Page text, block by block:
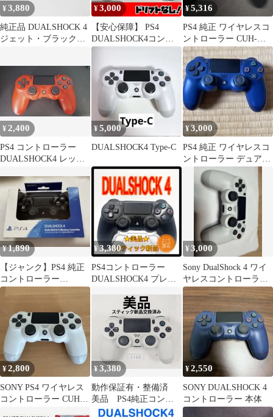
¥3,880
純正品 DUALSHOCK 4
ジェット・ブラック
¥3,000
【安心保障】 PS4
DUALSHOCK4コント
ローラー プレステ4 純
¥5,316
PS4 純正 ワイヤレスコ
ントローラー CUH-
ZCT2J ホワイト
¥ 2,400
PS4 コントローラー
DUALSHOCK4 レッド
¥5,000
DUALSHOCK4 Type-C
¥3,000
PS4 純正 ワイヤレスコ
ントローラー デュアル
ショック4 ブルー
¥1,890
【ジャンク】PS4 純正
コントローラー
DUALSHOCK4 CUH-
¥3,380
PS4コントローラー
DUALSHOCK4 プレイ
PlayStation4
¥3,000
Sony DualShock 4 ワイ
ヤレスコントローラー
グレイシャー・ホワイ
¥2,800
SONY PS4 ワイヤレス
コントローラー CUH-
¥3,380
動作保証有・整備済
美品 PS4純正コント
ローラー グレイシャ
¥2,550
SONY DUALSHOCK 4
コントローラー 本体